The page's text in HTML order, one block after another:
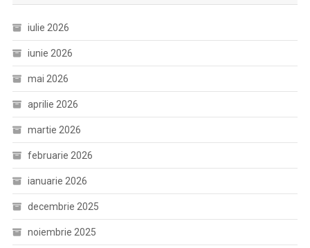
iulie 2026
iunie 2026
mai 2026
aprilie 2026
martie 2026
februarie 2026
ianuarie 2026
decembrie 2025
noiembrie 2025